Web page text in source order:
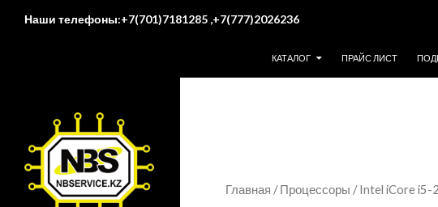
Наши телефоны:+7(701)7181285 ,+7(777)2026236
КАТАЛОГ
ПРАЙС ЛИСТ
Главная /Процессоры / Intel iCore i5-